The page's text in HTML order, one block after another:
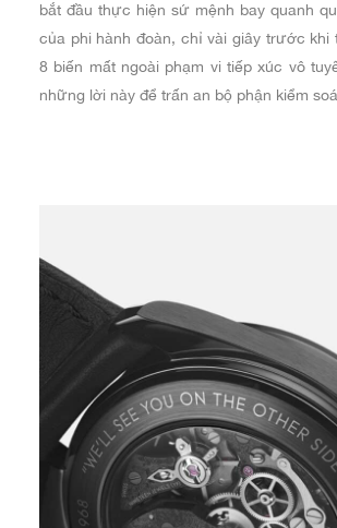
bắt đầu thực hiện sứ mệnh bay quanh
của phi hành đoàn, chỉ vài giây trước khi
8 biến mất ngoài phạm vi tiếp xúc vô
những lời này để trấn an bộ phận kiểm